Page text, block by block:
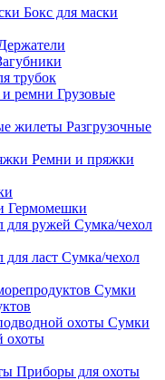
Бокс для маски
трубок
Грузовые
Разгрузочные
Ремни и пряжки
Гермомешки
Сумка/чехол
Сумка/чехол
Сумки
Сумки
охоты
Приборы для охоты